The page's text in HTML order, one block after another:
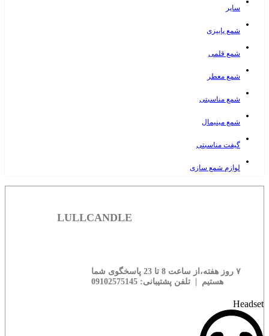
سایر
شمع پاییزی
شمع قلمی
شمع معطر
شمع مناسبتی
شمع مینیمال
گیفت مناسبتی
لوازم شمع سازی
LULLCANDLE
۷ روز هفته،از ساعت 8 تا 23 پاسخگوی شما
هستیم | تلفن پشتیبانی: 09102575145
Headset